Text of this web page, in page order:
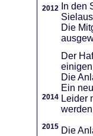
2012
2014
2015
In den
Die
Der
Die
Ein
Leider
Die